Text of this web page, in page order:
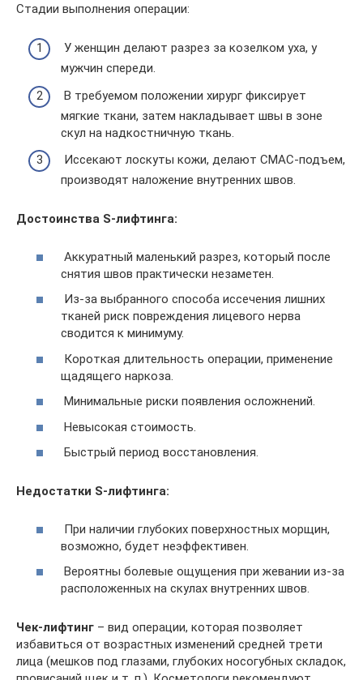
Стадии выполнения операции:
У женщин делают разрез за козелком уха, у
мужчин спереди.
В требуемом положении хирург фиксирует
мягкие ткани, затем накладывает швы в зоне
скул на надкостничную ткань.
Иссекают лоскуты кожи, делают СМАС-подъем,
производят наложение внутренних швов.
Достоинства S-лифтинга:
Аккуратный маленький разрез, который после
снятия швов практически незаметен.
Из-за выбранного способа иссечения лишних
тканей риск повреждения лицевого нерва
сводится к минимуму.
Короткая длительность операции, применение
щадящего наркоза.
Минимальные риски появления осложнений.
Невысокая стоимость.
Быстрый период восстановления.
Недостатки S-лифтинга:
При наличии глубоких поверхностных морщин,
возможно, будет неэффективен.
Вероятны болевые ощущения при жевании из-за
расположенных на скулах внутренних швов.
Чек-лифтинг – вид операции, которая позволяет
избавиться от возрастных изменений средней трети
лица (мешков под глазами, глубоких носогубных складок,